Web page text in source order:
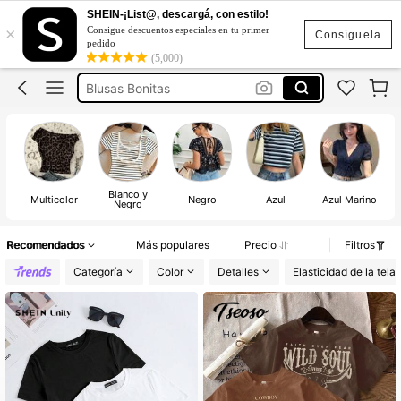
Consíguela
×
SHEIN-¡List@, descargá, con estilo!
Consigue descuentos especiales en tu primer
pedido
(5,000)
Blusas Elegantes Modernas
Blusas
Blusas Bonitas
Blusas Para Mujer
Blusas Elegantes Modernas
Blusas
Multicolor Blanco y
Negro Negro Azul Azul Marino
Recomendados Más populares Precio
Filtros
Categoría
Color Detalles Elasticidad de la tela